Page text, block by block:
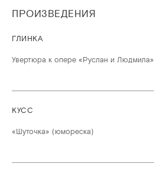
ПРОИЗВЕДЕНИЯ
ГЛИНКА
Увертюра к опере «Руслан и Людмила»
КУСС
«Шуточка» (юмореска)